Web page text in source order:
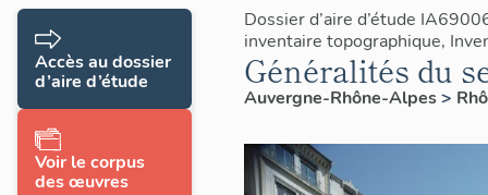
Dossier d’aire d’étude
inventaire topographique,
Généralités du
Auvergne-Rhône-Alpes>
Accès au dossier
d’aire d’étude
Voir le corpus
des œuvres